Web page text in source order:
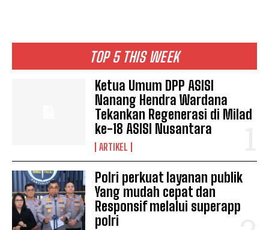
TOP 5 THIS WEEK
Ketua Umum DPP ASISI
Nanang Hendra Wardana
Tekankan Regenerasi di Milad
ke-18 ASISI Nusantara
ARTIKEL
Polri perkuat layanan publik
Yang mudah cepat dan
Responsif melalui superapp
polri